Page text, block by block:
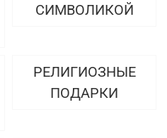
СИМВОЛИКОЙ
РЕЛИГИОЗНЫЕ
ПОДАРКИ